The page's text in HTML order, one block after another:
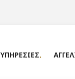
ΥΠΗΡΕΣΙΕΣ